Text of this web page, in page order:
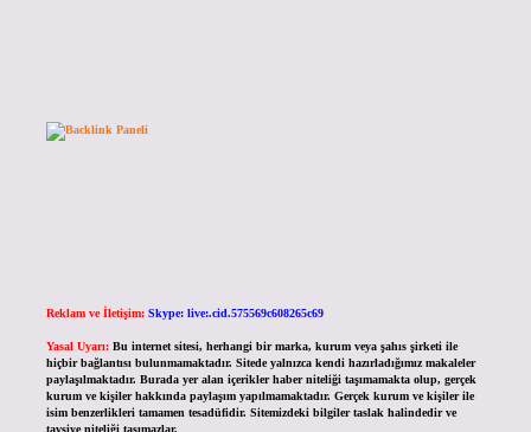
Reklam ve İletişim: Skype: live:.cid.575569c608265c69
Yasal Uyarı: Bu internet sitesi, herhangi bir marka, kurum veya şahıs şirketi ile
hiçbir bağlantısı bulunmamaktadır. Sitede yalnızca kendi hazırladığımız makaleler
paylaşılmaktadır. Burada yer alan içerikler haber niteliği taşımamakta olup, gerçek
kurum ve kişiler hakkında paylaşım yapılmamaktadır. Gerçek kurum ve kişiler ile
isim benzerlikleri tamamen tesadüfidir. Sitemizdeki bilgiler taslak halindedir ve